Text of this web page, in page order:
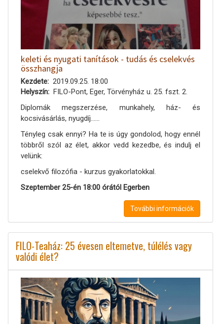
keleti és nyugati tanítások - tudás és cselekvés
összhangja
Kezdete
2019.09.25. 18:00
Helyszín
FILO-Pont, Eger, Törvényház u. 25. fszt. 2.
Diplomák megszerzése, munkahely, ház- és
kocsivásárlás, nyugdíj......
Tényleg csak ennyi? Ha te is úgy gondolod, hogy ennél
többről szól az élet, akkor vedd kezedbe, és indulj el
velünk:
cselekvő filozófia - kurzus gyakorlatokkal.
Szeptember 25-én 18:00 órától Egerben
További információk
FILO-Teaház: 25 évesen eltemetve, túlélés vagy
valódi élet?